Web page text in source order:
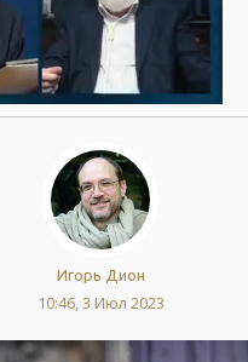
Игорь Дион
10:46, 3 Июл 2023